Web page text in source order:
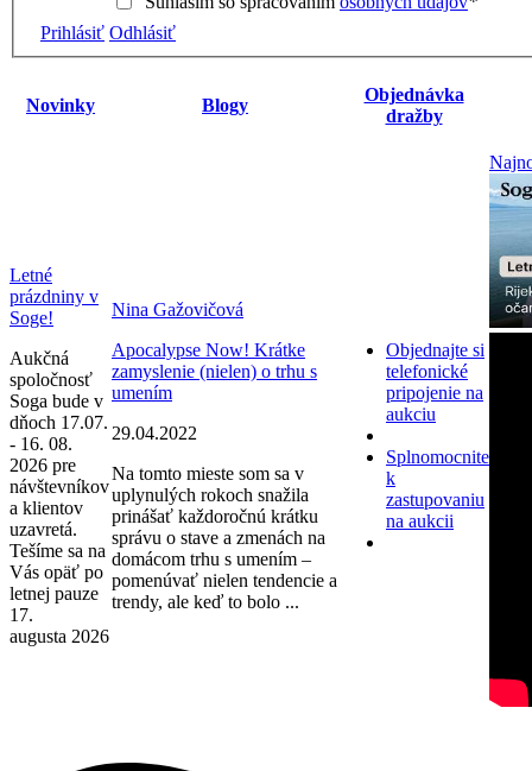
Prihlásiť Odhlásiť
Novinky Blogy
Objednávka
dražby
Letné
prázdniny v
Soge!
Aukčná
spoločnosť
Soga bude v
dňoch 17.07.
- 16. 08.
2026 pre
návštevníkov
a klientov
uzavretá.
Tešíme sa na
Vás opäť po
letnej pauze
17.
augusta 2026
Nina Gažovičová
Apocalypse Now! Krátke
zamyslenie (nielen) o trhu s
umením
29.04.2022
Na tomto mieste som sa v
uplynulých rokoch snažila
prinášať každoročnú krátku
správu o stave a zmenách na
domácom trhu s umením –
pomenúvať nielen tendencie a
trendy, ale keď to bolo ...
Objednajte si
telefonické
pripojenie na
aukciu
Splnomocnite
k
zastupovaniu
na aukcii